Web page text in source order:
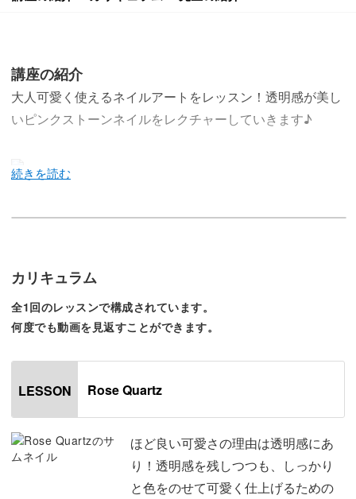
講座の紹介
大人可愛く使えるネイルアートをレッスン！透明感が美し
いピンクストーンネイルをレクチャーしていきます♪
ピンクをメインに使いつつも、ほど良い甘さと可愛さに仕
は、透明感を残しつつもしっかりと色をのせて可愛く仕上
げるためのポイントをレクチャーしていきます。
色ののせ方はもちろん、色をお爪の上で綺麗になじませ合
うための筆使いも必見です。
カリキュラム
全1回のレッスンで構成されています。
何度でも動画を見返すことができます。
LESSON Rose Quartz
ほど良い可愛さの理由は透明感にあ
り！透明感を残しつつも、しっかり
と色をのせて可愛く仕上げるための